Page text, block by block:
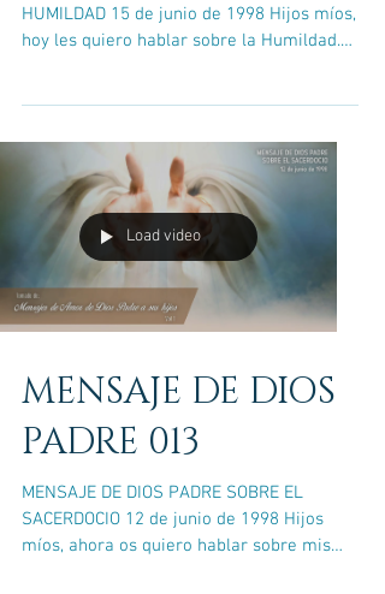
HUMILDAD 15 de junio de 1998 Hijos míos,
hoy les quiero hablar sobre la Humildad.
Load video
MENSAJE DE DIOS
PADRE 013
MENSAJE DE DIOS PADRE SOBRE EL
SACERDOCIO 12 de junio de 1998 Hijos
míos, ahora os quiero hablar sobre mis